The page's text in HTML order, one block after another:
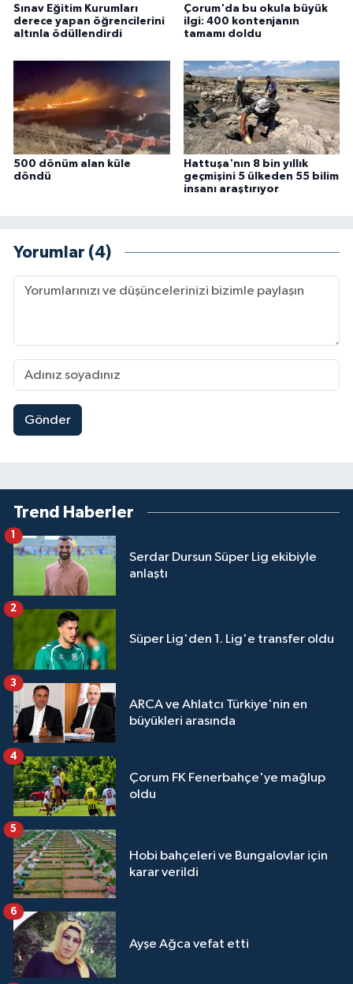
Sınav Eğitim Kurumları
derece yapan öğrencilerini
altınla ödüllendirdi
Çorum'da bu okula büyük
ilgi: 400 kontenjanın
tamamı doldu
500 dönüm alan küle
döndü
Hattuşa'nın 8 bin yıllık
geçmişini 5 ülkeden 55 bilim
insanı araştırıyor
Yorumlar (4)
Gönder
Trend Haberler
Serdar Dursun Süper Lig ekibiyle
anlaştı
1
Süper Lig'den 1. Lig'e transfer oldu
2
ARCA ve Ahlatcı Türkiye'nin en
büyükleri arasında
3
Çorum FK Fenerbahçe'ye mağlup
oldu
4
Hobi bahçeleri ve Bungalovlar için
karar verildi
5
Ayşe Ağca vefat etti
6